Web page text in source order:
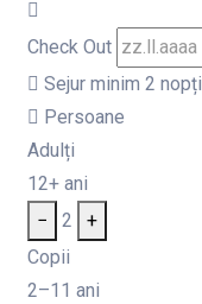
Check Out
Sejur minim 2 nopți
Persoane
Adulți
12+ ani
−
2
+
Copii
2–11 ani